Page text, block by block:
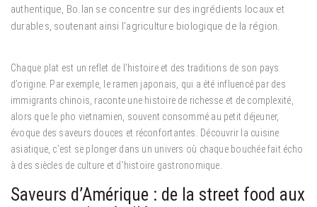
authentique, Bo.lan se concentre sur des ingrédients locaux et
durables, soutenant ainsi l’agriculture biologique de la région.
Chaque plat est un reflet de l’histoire et des traditions de son pays
d’origine. Par exemple, le ramen japonais, qui a été influencé par des
immigrants chinois, raconte une histoire de richesse et de complexité,
alors que le pho vietnamien, souvent consommé au petit déjeuner,
évoque des saveurs douces et réconfortantes. Découvrir la cuisine
asiatique, c’est se plonger dans un univers où chaque bouchée fait écho
à des siècles de culture et d’histoire gastronomique.
Saveurs d’Amérique : de la street food aux